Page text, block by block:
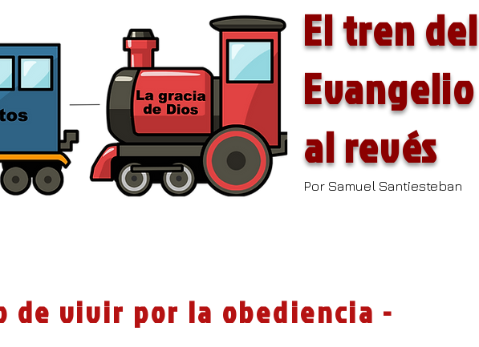
El tren del
Evangelio
al revés
Por Samuel Santiesteban
de vivir por la obediencia -